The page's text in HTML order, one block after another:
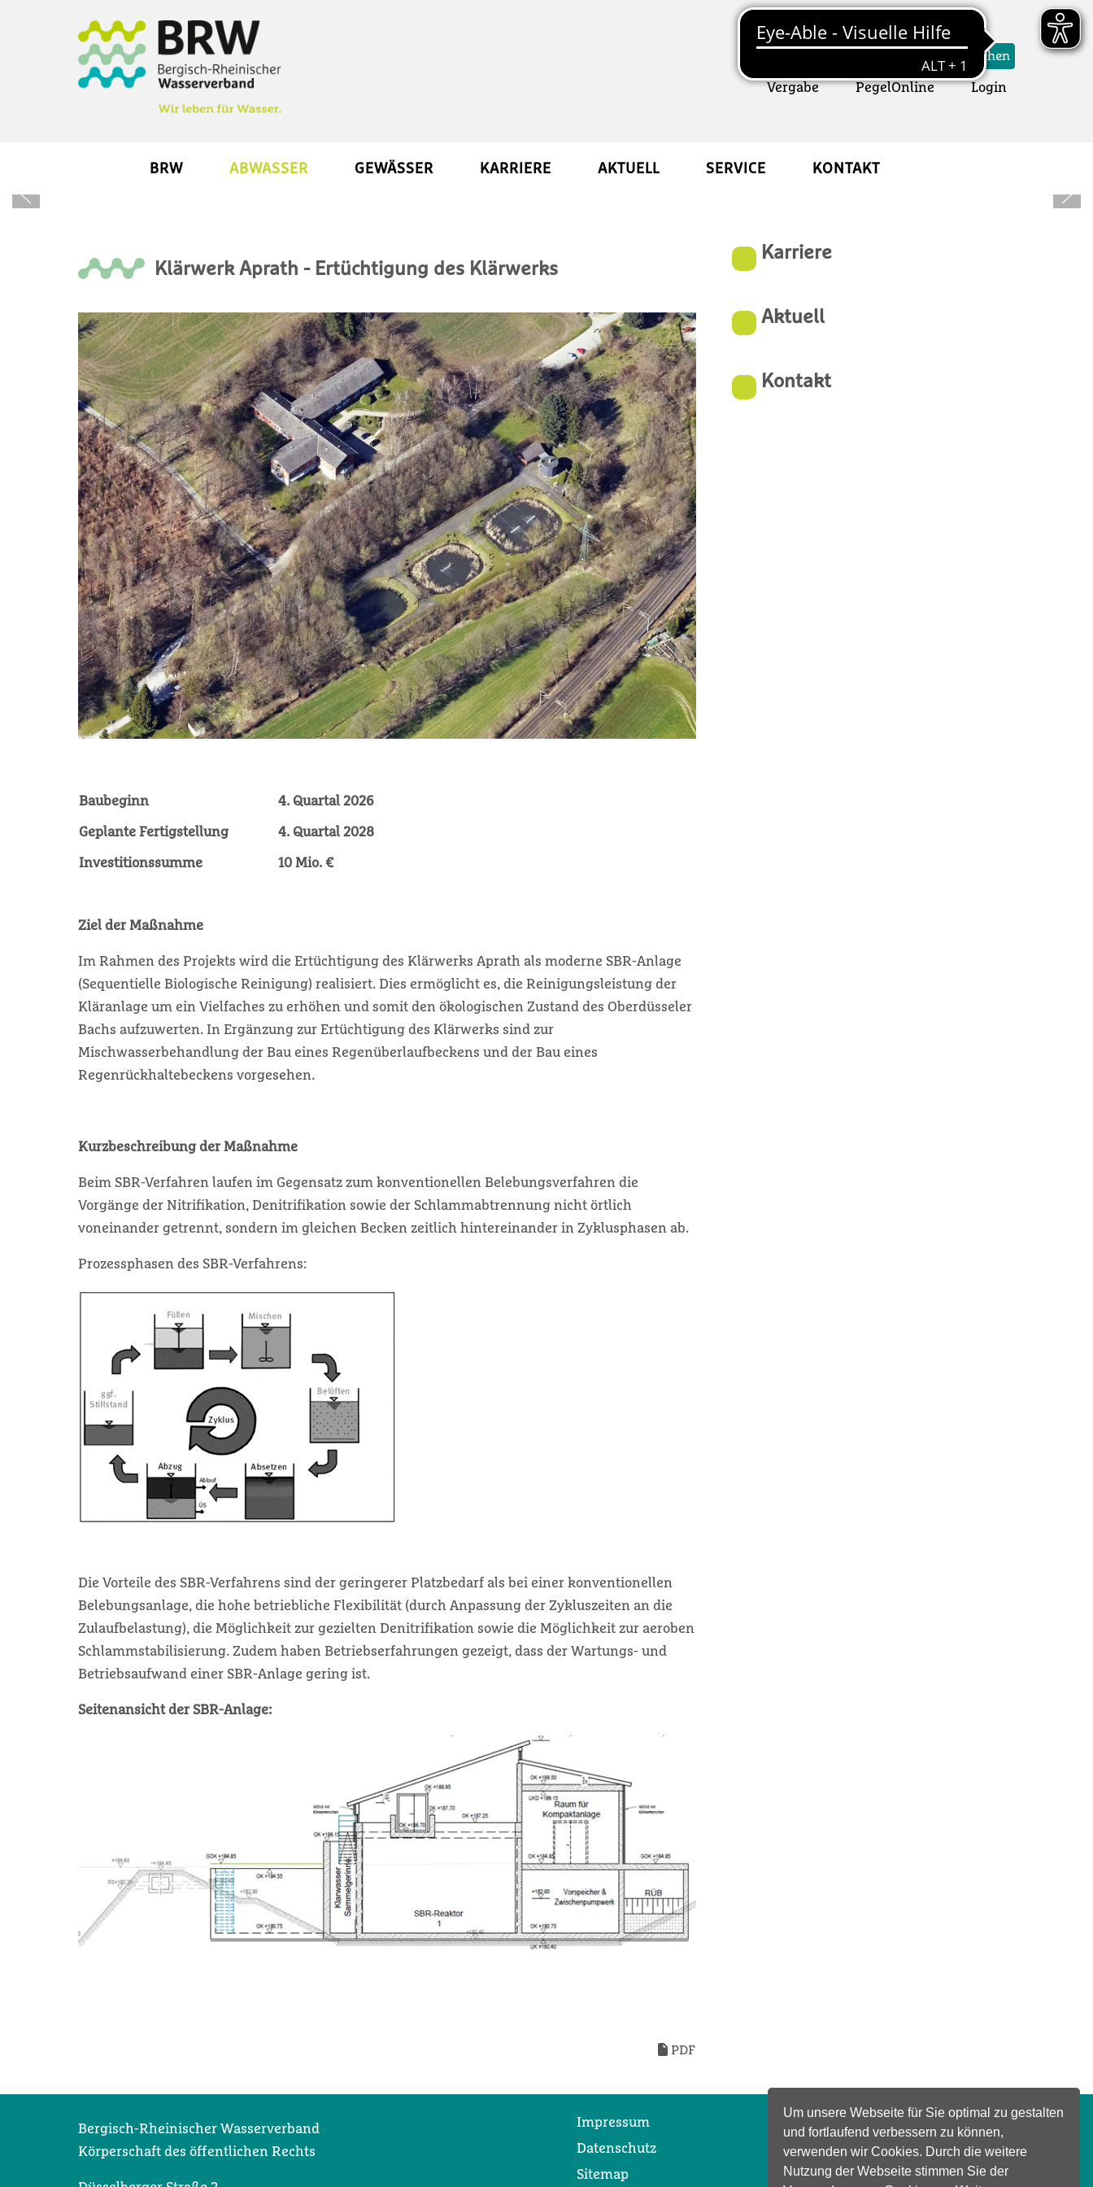
Um unsere Webseite für Sie optimal zu gestalten
und fortlaufend verbessern zu können,
verwenden wir Cookies. Durch die weitere
Nutzung der Webseite stimmen Sie der
Suchformular
Suchen
Login
PegelOnline Öffnet ein neues
Vergabe Öffnet ein neues Fenster
BRW ABWASSER GEWÄSSER KARRIERE AKTUELL SERVICE KONTAKT
PDF
Klärwerk Aprath - Ertüchtigung des Klärwerks
Baubeginn 4. Quartal 2026
Geplante Fertigstellung 4. Quartal 2028
Investitionssumme 10 Mio. €
Ziel der Maßnahme
Im Rahmen des Projekts wird die Ertüchtigung des Klärwerks Aprath als moderne SBR-Anlage
(Sequentielle Biologische Reinigung) realisiert. Dies ermöglicht es, die Reinigungsleistung der
Kläranlage um ein Vielfaches zu erhöhen und somit den ökologischen Zustand des Oberdüsseler
Bachs aufzuwerten. In Ergänzung zur Ertüchtigung des Klärwerks sind zur
Mischwasserbehandlung der Bau eines Regenüberlaufbeckens und der Bau eines
Regenrückhaltebeckens vorgesehen.
Kurzbeschreibung der Maßnahme
Beim SBR-Verfahren laufen im Gegensatz zum konventionellen Belebungsverfahren die
Vorgänge der Nitrifikation, Denitrifikation sowie der Schlammabtrennung nicht örtlich
voneinander getrennt, sondern im gleichen Becken zeitlich hintereinander in Zyklusphasen ab.
Prozessphasen des SBR-Verfahrens:
Die Vorteile des SBR-Verfahrens sind der geringerer Platzbedarf als bei einer konventionellen
Belebungsanlage, die hohe betriebliche Flexibilität (durch Anpassung der Zykluszeiten an die
Zulaufbelastung), die Möglichkeit zur gezielten Denitrifikation sowie die Möglichkeit zur aeroben
Schlammstabilisierung. Zudem haben Betriebserfahrungen gezeigt, dass der Wartungs- und
Betriebsaufwand einer SBR-Anlage gering ist.
Seitenansicht der SBR-Anlage:
Karriere
Aktuell
Kontakt
Bergisch-Rheinischer Wasserverband
Körperschaft des öffentlichen Rechts
Impressum
Datenschutz
Sitemap